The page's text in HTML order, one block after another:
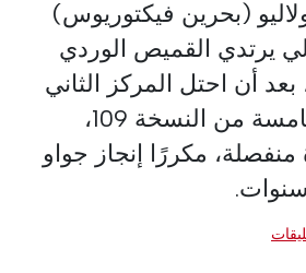
(بحرين فيكتوريوس)
يرتدي القميص الوردي
بعد أن احتل المركز الثاني
في المرحلة الخامسة من النسخة 109،
منفصلة، مكررًا إنجاز جواو